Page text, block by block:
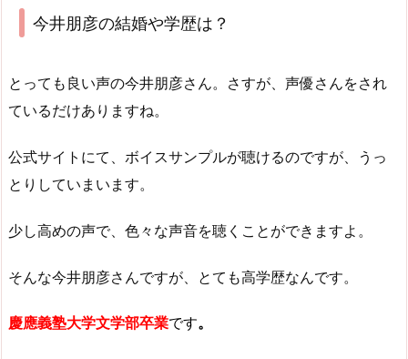
今井朋彦の結婚や学歴は？
とっても良い声の今井朋彦さん。さすが、声優さんをされ
ているだけありますね。
公式サイトにて、ボイスサンプルが聴けるのですが、うっ
とりしていまいます。
少し高めの声で、色々な声音を聴くことができますよ。
そんな今井朋彦さんですが、とても高学歴なんです。
慶應義塾大学文学部卒業です。